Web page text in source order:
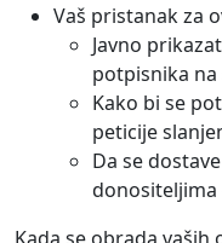
Vaš pristanak za
Javno
potpisnika
Kako bi se
peticije
Da se
donositeljima